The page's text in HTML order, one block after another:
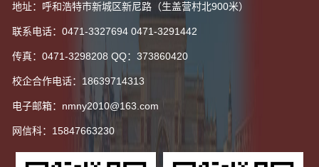
地址：呼和浩特市新城区新尼路（生盖营村北900米）
联系电话：0471-3327694 0471-3291442
传真：0471-3298208 QQ：373860420
校企合作电话：18639714313
电子邮箱：nmny2010@163.com
网信科：15847663230